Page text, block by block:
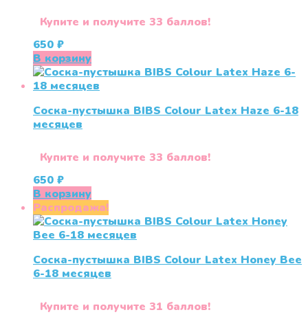
Купите и получите 33 баллов!
650 ₽
В корзину
Соска-пустышка BIBS Colour Latex Haze 6-18
месяцев
Купите и получите 33 баллов!
650 ₽
В корзину
Распродажа!
Соска-пустышка BIBS Colour Latex Honey Bee
6-18 месяцев
Купите и получите 31 баллов!